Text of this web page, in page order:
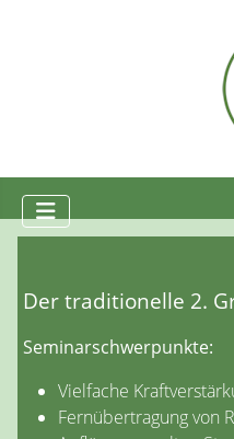
Der traditionelle 2.
Seminarschwerpunkte:
Vielfache
Fernübertragung von